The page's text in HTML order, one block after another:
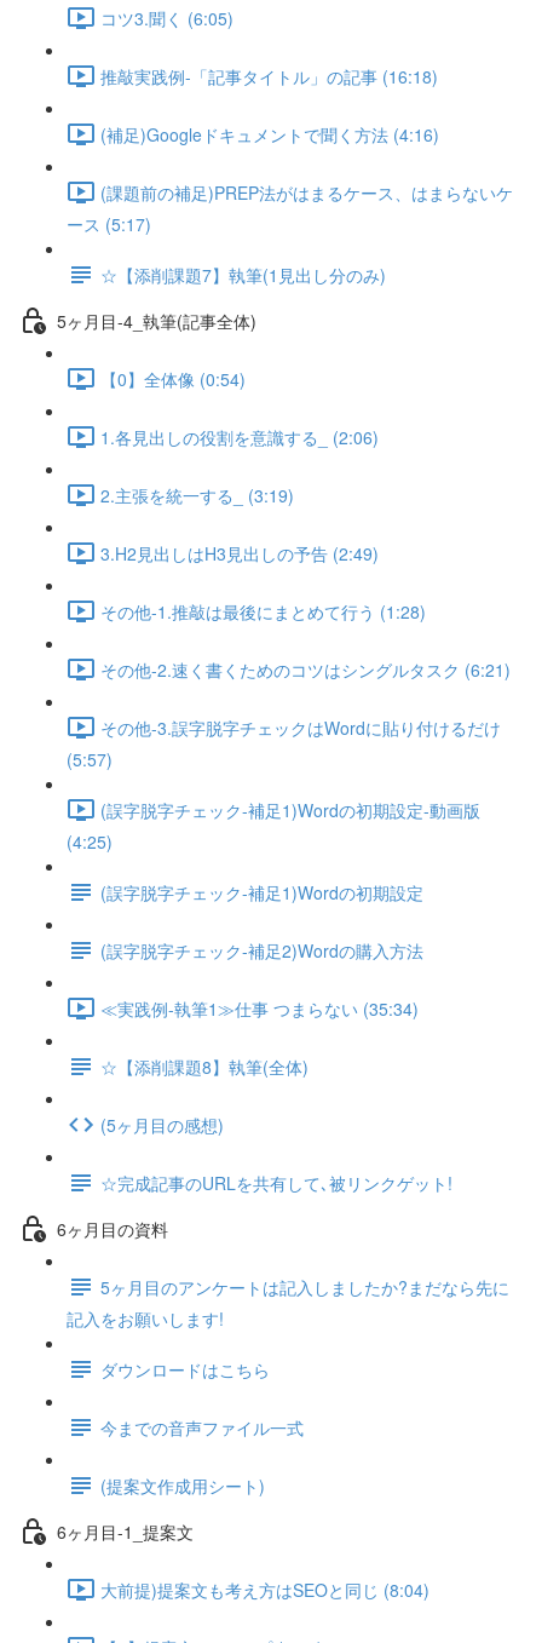
コツ3.聞く (6:05)
推敲実践例-「記事タイトル」の記事 (16:18)
(補足)Googleドキュメントで聞く方法 (4:16)
(課題前の補足)PREP法がはまるケース、はまらないケ
ース (5:17)
☆【添削課題7】執筆(1見出し分のみ)
5ヶ月目-4_執筆(記事全体)
【0】全体像 (0:54)
1.各見出しの役割を意識する_ (2:06)
2.主張を統一する_ (3:19)
3.H2見出しはH3見出しの予告 (2:49)
その他-1.推敲は最後にまとめて行う (1:28)
その他-2.速く書くためのコツはシングルタスク (6:21)
その他-3.誤字脱字チェックはWordに貼り付けるだけ
(5:57)
(誤字脱字チェック-補足1)Wordの初期設定-動画版
(4:25)
(誤字脱字チェック-補足1)Wordの初期設定
(誤字脱字チェック-補足2)Wordの購入方法
≪実践例-執筆1≫仕事 つまらない (35:34)
☆【添削課題8】執筆(全体)
(5ヶ月目の感想)
☆完成記事のURLを共有して､被リンクゲット!
6ヶ月目の資料
5ヶ月目のアンケートは記入しましたか?まだなら先に
記入をお願いします!
ダウンロードはこちら
今までの音声ファイル一式
(提案文作成用シート)
6ヶ月目-1_提案文
大前提)提案文も考え方はSEOと同じ (8:04)